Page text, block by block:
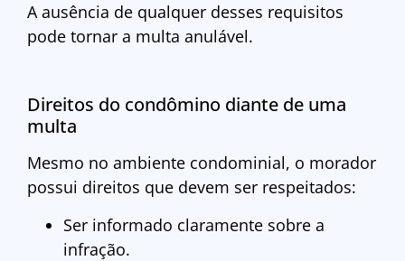
A ausência de qualquer desses requisitos
pode tornar a multa anulável.
Direitos do condômino diante de uma
multa
Mesmo no ambiente condominial, o morador
possui direitos que devem ser respeitados:
Ser informado claramente sobre a
infração.